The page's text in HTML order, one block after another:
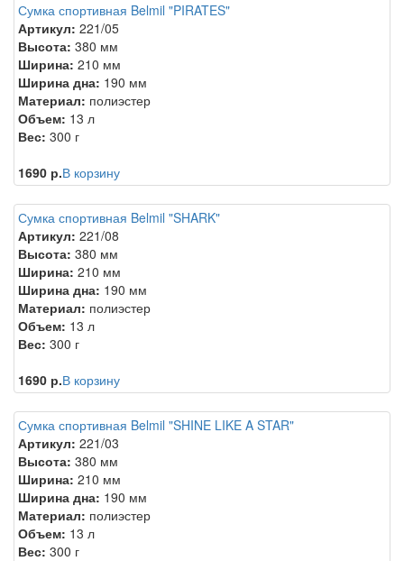
Сумка спортивная Belmil "PIRATES"
Артикул: 221/05
Высота: 380 мм
Ширина: 210 мм
Ширина дна: 190 мм
Материал: полиэстер
Объем: 13 л
Вес: 300 г
1690 р.В корзину
Сумка спортивная Belmil "SHARK"
Артикул: 221/08
Высота: 380 мм
Ширина: 210 мм
Ширина дна: 190 мм
Материал: полиэстер
Объем: 13 л
Вес: 300 г
1690 р.В корзину
Сумка спортивная Belmil "SHINE LIKE A STAR"
Артикул: 221/03
Высота: 380 мм
Ширина: 210 мм
Ширина дна: 190 мм
Материал: полиэстер
Объем: 13 л
Вес: 300 г